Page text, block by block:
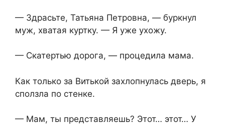
— Здрасьте, Татьяна Петровна, — буркнул
муж, хватая куртку. — Я уже ухожу.
— Скатертью дорога, — процедила мама.
Как только за Витькой захлопнулась дверь, я
сползла по стенке.
— Мам, ты представляешь? Этот… этот… У